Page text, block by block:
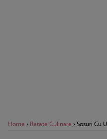
Home › Retete Culinare › Sosuri Cu